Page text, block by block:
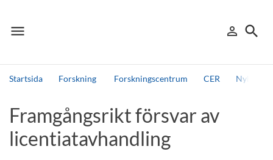
menu
Meny person_outline
Logga in
search
Sök
Startsida Forskning Forskningscentrum CER Nyheter
Andra söktjänster
Detta är vår testmiljö - endast testdata
Framgångsrikt försvar av
licentiatavhandling